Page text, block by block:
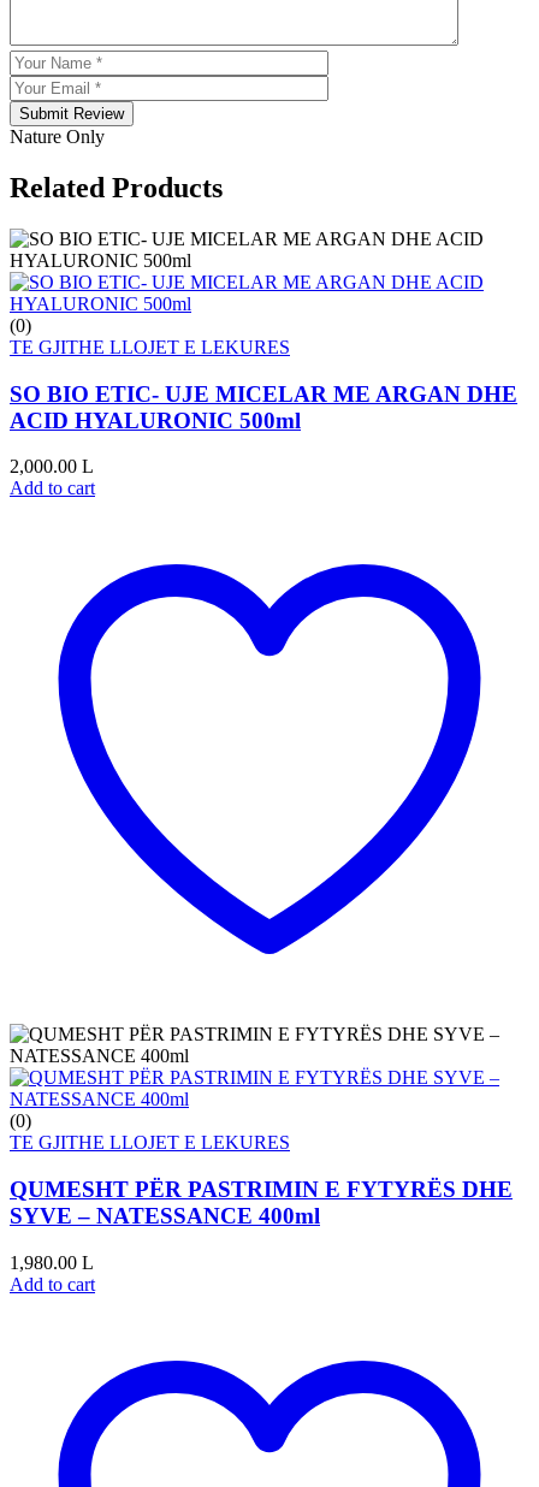
Submit Review
Nature Only
Related Products
(0)
TE GJITHE LLOJET E LEKURES
SO BIO ETIC- UJE MICELAR ME ARGAN DHE
ACID HYALURONIC 500ml
2,000.00 L
Add to cart
(0)
TE GJITHE LLOJET E LEKURES
QUMESHT PËR PASTRIMIN E FYTYRËS DHE
SYVE – NATESSANCE 400ml
1,980.00 L
Add to cart